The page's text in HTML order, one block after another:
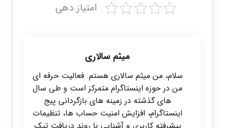
امتیاز دهی
میثم سالاری
سلام، من میثم سالاری هستم. فعالیت حرفه ای
من در حوزه اینستاگرام متمرکز است و طی سال
های گذشته در زمینه های بازگردانی پیج
اینستاگرام، افزایش امنیت حساب ها، تنظیمات